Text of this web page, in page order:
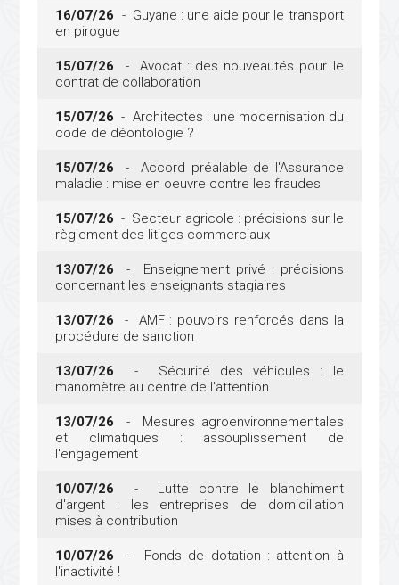
16/07/26 - Guyane : une aide pour le transport
en pirogue
15/07/26 - Avocat : des nouveautés pour le
contrat de collaboration
15/07/26 - Architectes : une modernisation du
code de déontologie ?
15/07/26 - Accord préalable de l'Assurance
maladie : mise en oeuvre contre les fraudes
15/07/26 - Secteur agricole : précisions sur le
règlement des litiges commerciaux
13/07/26 - Enseignement privé : précisions
concernant les enseignants stagiaires
13/07/26 - AMF : pouvoirs renforcés dans la
procédure de sanction
13/07/26 - Sécurité des véhicules : le
manomètre au centre de l'attention
13/07/26 - Mesures agroenvironnementales
et climatiques : assouplissement de
l'engagement
10/07/26 - Lutte contre le blanchiment
d'argent : les entreprises de domiciliation
mises à contribution
10/07/26 - Fonds de dotation : attention à
l'inactivité !